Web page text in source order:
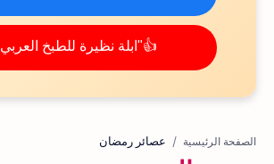
👍"ابلة نظيرة للطبخ
الصفحة الرئيسية عصائر رمضان